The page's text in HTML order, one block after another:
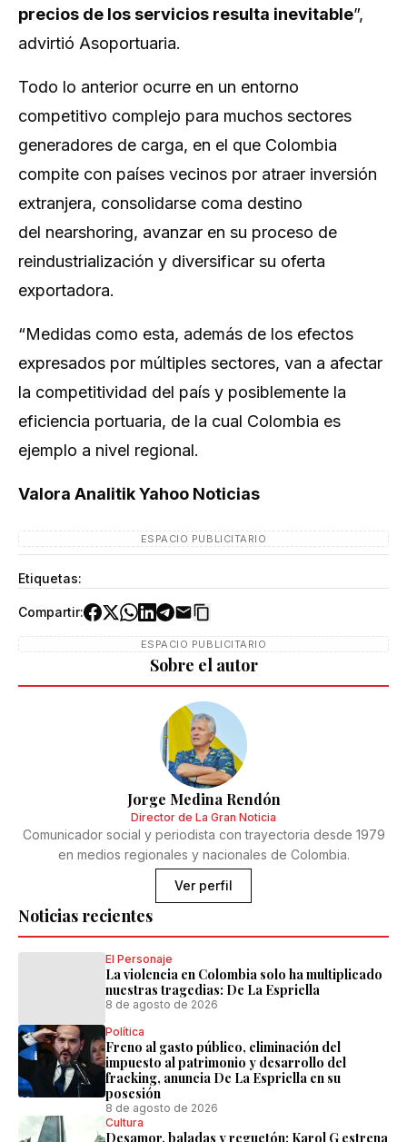
precios de los servicios resulta inevitable”,
advirtió Asoportuaria.
Todo lo anterior ocurre en un entorno
competitivo complejo para muchos sectores
generadores de carga, en el que Colombia
compite con países vecinos por atraer inversión
extranjera, consolidarse coma destino
del nearshoring, avanzar en su proceso de
reindustrialización y diversificar su oferta
exportadora.
“Medidas como esta, además de los efectos
expresados por múltiples sectores, van a afectar
la competitividad del país y posiblemente la
eficiencia portuaria, de la cual Colombia es
ejemplo a nivel regional.
Valora Analitik Yahoo Noticias
ESPACIO PUBLICITARIO
Etiquetas:
Compartir:
ESPACIO PUBLICITARIO
Noticias recientes
El Personaje
La violencia en Colombia solo ha multiplicado
nuestras tragedias: De La Espriella
8 de agosto de 2026
Política
Freno al gasto público, eliminación del
impuesto al patrimonio y desarrollo del
fracking, anuncia De La Espriella en su
posesión
8 de agosto de 2026
Cultura
Desamor, baladas y reguetón: Karol G estrena
Sobre el autor
Jorge Medina Rendón
Director de La Gran Noticia
Comunicador social y periodista con trayectoria desde 1979
en medios regionales y nacionales de Colombia.
Ver perfil